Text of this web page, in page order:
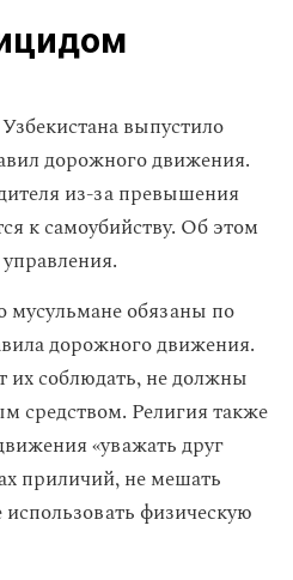
выпустило
дорожного движения.
из-за превышения
к самоубийству. Об этом
мусульмане обязаны по
дорожного движения.
их соблюдать, не должны
средством. Религия также
«уважать друг
приличий, не мешать
физическую